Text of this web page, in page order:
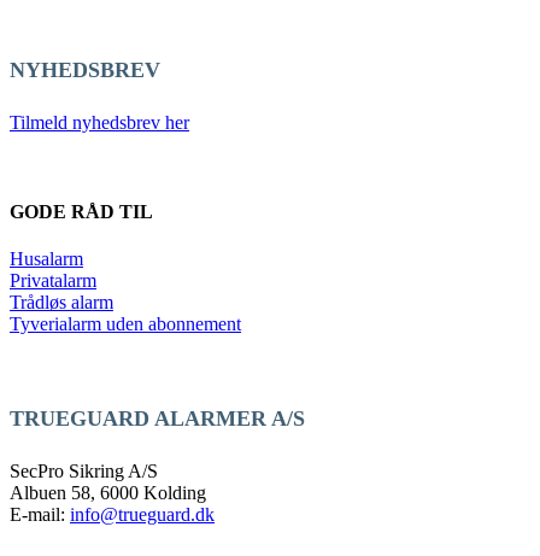
NYHEDSBREV
Tilmeld nyhedsbrev her
GODE RÅD TIL
Husalarm
Privatalarm
Trådløs alarm
Tyverialarm uden abonnement
TRUEGUARD ALARMER A/S
SecPro Sikring A/S
Albuen 58, 6000 Kolding
E-mail: info@trueguard.dk